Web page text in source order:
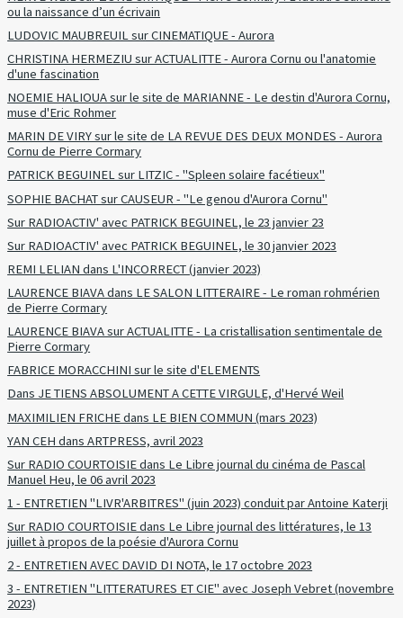
ou la naissance d’un écrivain
LUDOVIC MAUBREUIL sur CINEMATIQUE - Aurora
CHRISTINA HERMEZIU sur ACTUALITTE - Aurora Cornu ou l'anatomie
d'une fascination
NOEMIE HALIOUA sur le site de MARIANNE - Le destin d'Aurora Cornu,
muse d'Eric Rohmer
MARIN DE VIRY sur le site de LA REVUE DES DEUX MONDES - Aurora
Cornu de Pierre Cormary
PATRICK BEGUINEL sur LITZIC - "Spleen solaire facétieux"
SOPHIE BACHAT sur CAUSEUR - "Le genou d'Aurora Cornu"
Sur RADIOACTIV' avec PATRICK BEGUINEL, le 23 janvier 23
Sur RADIOACTIV' avec PATRICK BEGUINEL, le 30 janvier 2023
REMI LELIAN dans L'INCORRECT (janvier 2023)
LAURENCE BIAVA dans LE SALON LITTERAIRE - Le roman rohmérien
de Pierre Cormary
LAURENCE BIAVA sur ACTUALITTE - La cristallisation sentimentale de
Pierre Cormary
FABRICE MORACCHINI sur le site d'ELEMENTS
Dans JE TIENS ABSOLUMENT A CETTE VIRGULE, d'Hervé Weil
MAXIMILIEN FRICHE dans LE BIEN COMMUN (mars 2023)
YAN CEH dans ARTPRESS, avril 2023
Sur RADIO COURTOISIE dans Le Libre journal du cinéma de Pascal
Manuel Heu, le 06 avril 2023
1 - ENTRETIEN "LIVR'ARBITRES" (juin 2023) conduit par Antoine Katerji
Sur RADIO COURTOISIE dans Le Libre journal des littératures, le 13
juillet à propos de la poésie d'Aurora Cornu
2 - ENTRETIEN AVEC DAVID DI NOTA, le 17 octobre 2023
3 - ENTRETIEN "LITTERATURES ET CIE" avec Joseph Vebret (novembre
2023)